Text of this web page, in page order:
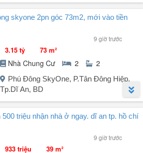
Hậu (85 tin đăng)
Tân Đông Hiệp, TP Dĩ An.
vào 80m thông qua Nguyễn Thái Học,
Sân vận động Dĩ An, đường Trần Hưng
tâm Hành chính Dĩ An 1,5 km, đường xe
skyone 2pn góc 73m2, mới vào tiền
9 giờ trước
3.15 tỷ 73 m²
Nhà Chung Cư 2 2
Phú Đông SkyOne, P.Tân Đông Hiệp,
Tp.Dĩ An, BD
(1 tin đăng)
lại căn 2PN + vị trí góc, Phú Đông
tư 550 - Hiện tại đã cất nóc, hoàn thiện
triệu nhận nhà ở ngay. dĩ an tp. hồ chí
9 giờ trước
933 triệu 39 m²